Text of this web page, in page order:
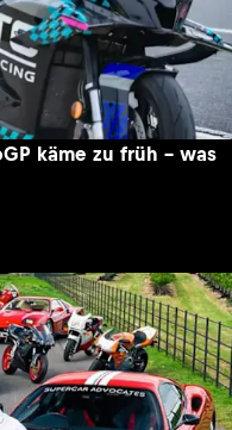
käme zu früh – was